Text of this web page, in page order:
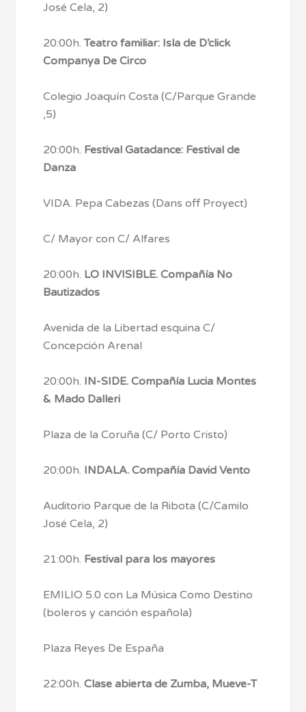
José Cela, 2)
20:00h.Teatro familiar: Isla de D’click
Companya De Circo
Colegio Joaquín Costa (C/Parque Grande
,5)
20:00h. Festival Gatadance: Festival de
Danza
VIDA. Pepa Cabezas (Dans off Proyect)
C/ Mayor con C/ Alfares
20:00h. LO INVISIBLE. Compañía No
Bautizados
Avenida de la Libertad esquina C/
Concepción Arenal
20:00h. IN-SIDE. Compañía Lucia Montes
& Mado Dalleri
Plaza de la Coruña (C/ Porto Cristo)
20:00h. INDALA. Compañía David Vento
Auditorio Parque de la Ribota (C/Camilo
José Cela, 2)
21:00h. Festival para los mayores
EMILIO 5.0 con La Música Como Destino
(boleros y canción española)
Plaza Reyes De España
22:00h.Clase abierta de Zumba, Mueve-T